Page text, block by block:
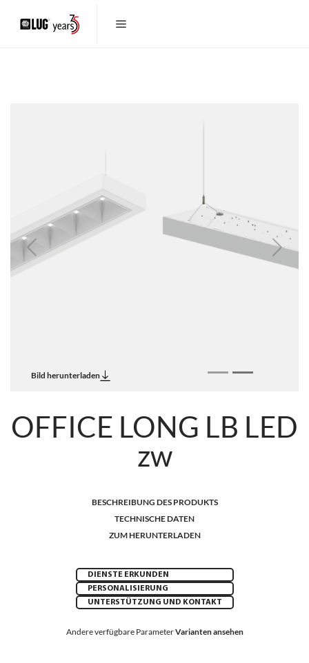
Previous Next
Bild herunterladen
OFFICE LONG LB LED
zw
BESCHREIBUNG DES PRODUKTS
TECHNISCHE DATEN
ZUM HERUNTERLADEN
DIENSTE ERKUNDEN
PERSONALISIERUNG
UNTERSTÜTZUNG UND KONTAKT
Andere verfügbare ParameterVarianten ansehen